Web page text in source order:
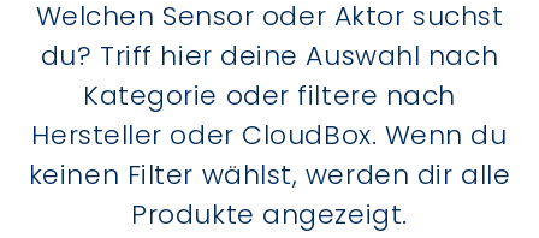
Welchen Sensor oder Aktor suchst
du? Triff hier deine Auswahl nach
Kategorie oder filtere nach
Hersteller oder CloudBox. Wenn du
keinen Filter wählst, werden dir alle
Produkte angezeigt.